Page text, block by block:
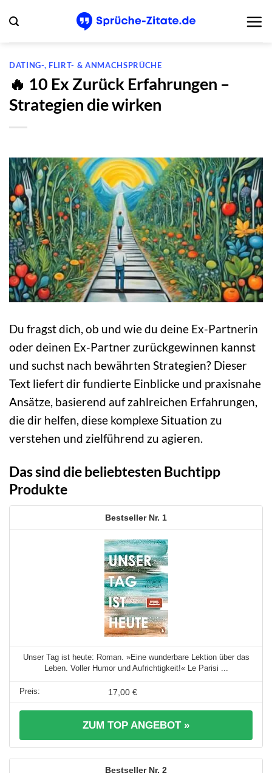
Inhalt
springen
DATING-, FLIRT- & ANMACHSPRÜCHE
🔥 10 Ex Zurück Erfahrungen –
Strategien die wirken
Du fragst dich, ob und wie du deine Ex-Partnerin
oder deinen Ex-Partner zurückgewinnen kannst
und suchst nach bewährten Strategien? Dieser
Text liefert dir fundierte Einblicke und praxisnahe
Ansätze, basierend auf zahlreichen Erfahrungen,
die dir helfen, diese komplexe Situation zu
verstehen und zielführend zu agieren.
Das sind die beliebtesten Buchtipp
Produkte
1
Unser Tag ist heute: Roman. »Eine wunderbare Lektion über das
Leben. Voller Humor und Aufrichtigkeit!« Le Parisi ...
17,00 €
ZUM TOP ANGEBOT »
2